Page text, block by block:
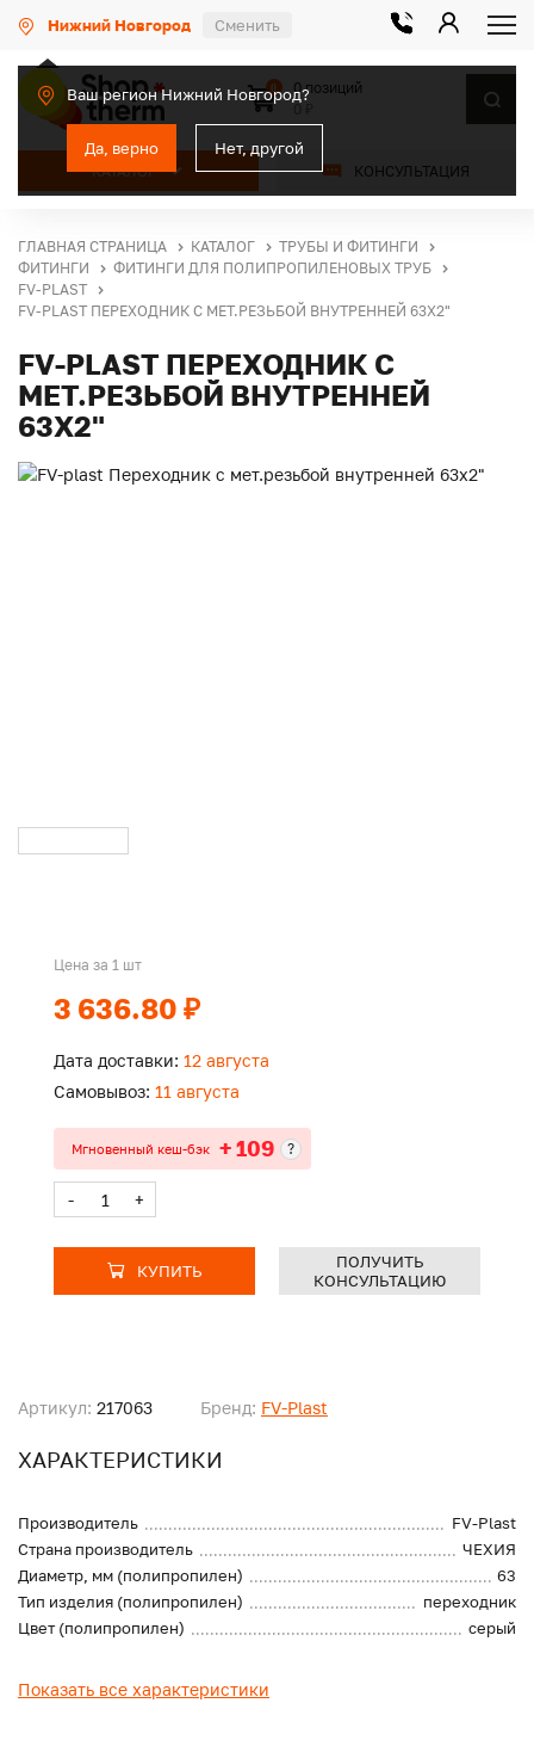
Нижний Новгород Сменить
Ваш регион Нижний Новгород?
Да, верно Нет, другой
КАТАЛОГ КОНСУЛЬТАЦИЯ
0
0 позиций
ГЛАВНАЯ СТРАНИЦА КАТАЛОГ
ТРУБЫ И ФИТИНГИ
ФИТИНГИ
ФИТИНГИ ДЛЯ ПОЛИПРОПИЛЕНОВЫХ ТРУБ
FV-PLAST
FV-PLAST ПЕРЕХОДНИК С МЕТ.РЕЗЬБОЙ ВНУТРЕННЕЙ 63Х2"
FV-PLAST ПЕРЕХОДНИК С
МЕТ.РЕЗЬБОЙ ВНУТРЕННЕЙ
63Х2"
Артикул: 217063 Бренд: FV-Plast
ХАРАКТЕРИСТИКИ
Производитель
FV-Plast
Страна производитель
ЧЕХИЯ
Диаметр, мм (полипропилен)
63
Тип изделия (полипропилен)
переходник
Цвет (полипропилен)
серый
Показать все характеристики
Цена за 1 шт
3 636.80 ₽
Дата доставки: 12 августа
Самовывоз: 11 августа
Мгновенный кеш-бэк + 109 ?
- +
КУПИТЬ
ПОЛУЧИТЬ
КОНСУЛЬТАЦИЮ